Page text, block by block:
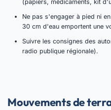
(papiers, médicaments, kit
Ne pas s'engager à pied ni
30 cm d'eau emportent une
Suivre les consignes des
radio publique régionale).
Mouvements de